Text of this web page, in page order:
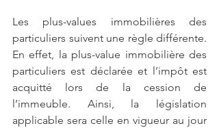
Les plus-values immobilières des
particuliers suivent une règle différente.
En effet, la plus-value immobilière des
particuliers est déclarée et l’impôt est
acquitté lors de la cession de
l’immeuble. Ainsi, la législation
applicable sera celle en vigueur au jour